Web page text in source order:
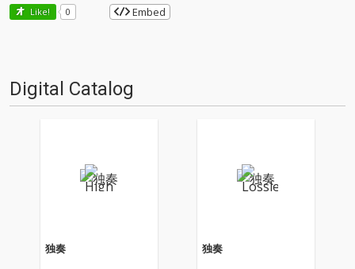
Like! 0 Embed
Digital Catalog
独奏 独奏